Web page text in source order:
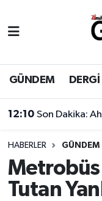
GÜNDEM DERGİ
12:10 Son Dakika:
HABERLER GÜNDEM
Metrobüs
Tutan
BİLİM
DERGİ
DÜNYA
EĞİTİM
Eyüpsultan
Eyüpsultan
Süper Lig
Tüm Manşetler
Son Dakika